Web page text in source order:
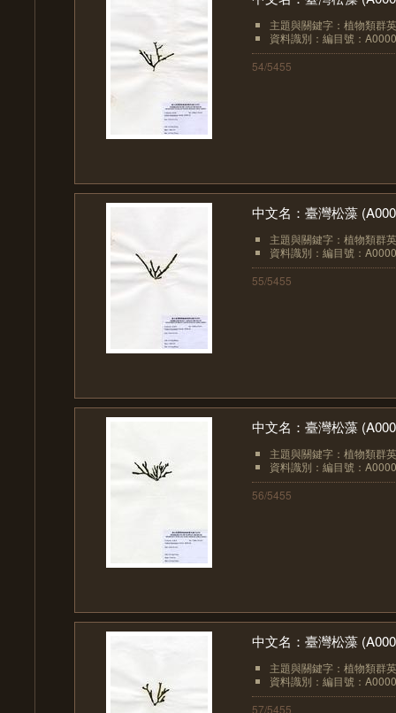
主題與關鍵字：植物類群
資料識別：編目號：
54/5455
中文名：臺灣松藻
主題與關鍵字：植物類群
資料識別：編目號：
55/5455
中文名：臺灣松藻
主題與關鍵字：植物類群
資料識別：編目號：
56/5455
中文名：臺灣松藻
主題與關鍵字：植物類群
資料識別：編目號：
57/5455